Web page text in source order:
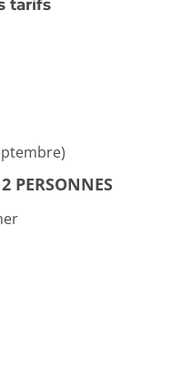
tarifs
2 PERSONNES